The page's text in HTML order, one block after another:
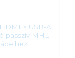
> USB-A
passzív MHL